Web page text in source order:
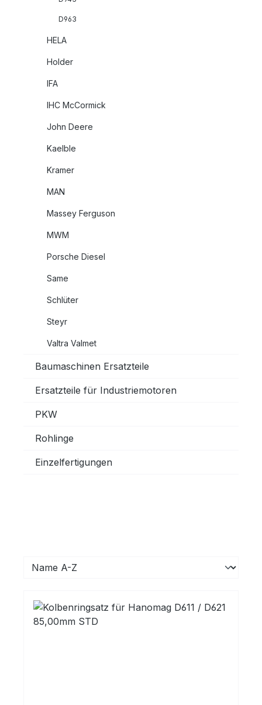
D963
HELA
Holder
IFA
IHC McCormick
John Deere
Kaelble
Kramer
MAN
Massey Ferguson
MWM
Porsche Diesel
Same
Schlüter
Steyr
Valtra Valmet
Baumaschinen Ersatzteile
Ersatzteile für Industriemotoren
PKW
Rohlinge
Einzelfertigungen